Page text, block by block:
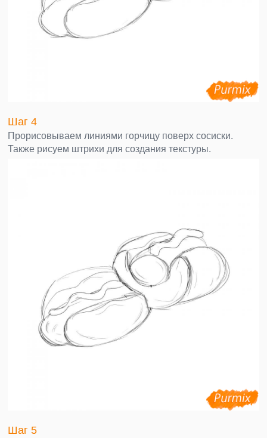
Шаг 4
Прорисовываем линиями горчицу поверх сосиски.
Также рисуем штрихи для создания текстуры.
Шаг 5